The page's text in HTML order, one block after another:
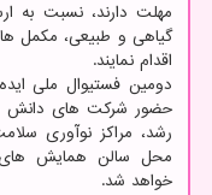
مهلت دارند، نسبت به
گیاهی و طبیعی، مکمل
اقدام نمایند.
حضور شرکت های دانش
رشد، مراکز نوآوری
محل سالن همایش های
خواهد شد.